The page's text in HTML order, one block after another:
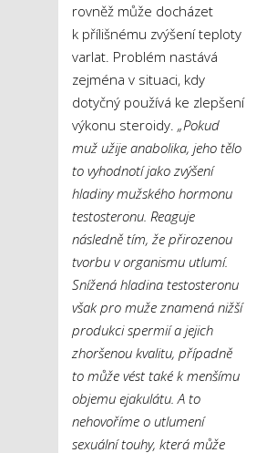
rovněž může docházet
k přílišnému zvýšení teploty
varlat. Problém nastává
zejména v situaci, kdy
dotyčný používá ke zlepšení
výkonu steroidy. „Pokud
muž užije anabolika, jeho tělo
to vyhodnotí jako zvýšení
hladiny mužského hormonu
testosteronu. Reaguje
následně tím, že přirozenou
tvorbu v organismu utlumí.
Snížená hladina testosteronu
však pro muže znamená nižší
produkci spermií a jejich
zhoršenou kvalitu, případně
to může vést také k menšímu
objemu ejakulátu. A to
nehovoříme o utlumení
sexuální touhy, která může